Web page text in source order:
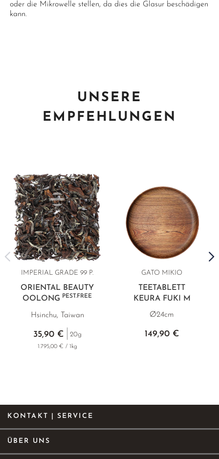
oder die Mikrowelle stellen, da dies die Glasur beschädigen
kann.
UNSERE
EMPFEHLUNGEN
IMPERIAL GRADE 99 P.
ORIENTAL BEAUTY
OOLONG PEST.FREE
Hsinchu, Taiwan
35,90 € 20g
1.795,00 € / 1kg
GATO MIKIO
TEETABLETT
KEURA FUKI M
Ø24cm
149,90 €
KONTAKT | SERVICE
ÜBER UNS